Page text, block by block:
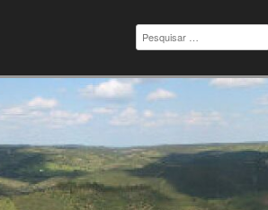
Pesquisar
por: